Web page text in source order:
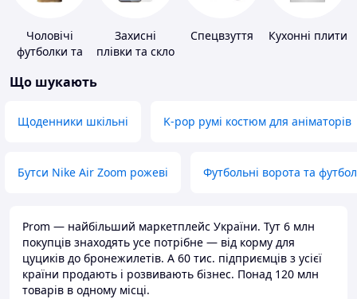
Чоловічі
футболки та
Захисні
плівки та скло
Спецвзуття Кухонні плити
Що шукають
Щоденники шкільні K-pop румі костюм для аніматорів
Бутси Nike Air Zoom рожеві Футбольні ворота та
Prom — найбільший маркетплейс України. Тут 6 млн
покупців знаходять усе потрібне — від корму для
цуциків до бронежилетів. А 60 тис. підприємців з усієї
країни продають і розвивають бізнес. Понад 120 млн
товарів в одному місці.